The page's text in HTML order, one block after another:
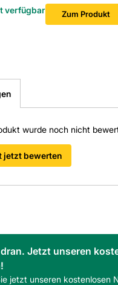
Zum Produkt
verfügbar
wurde noch nicht
jetzt bewerten
dran. Jetzt unseren
jetzt unseren kostenlosen